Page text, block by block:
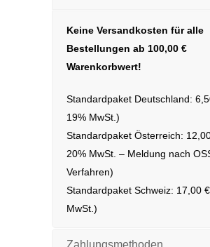
Keine Versandkosten für alle
Bestellungen ab 100,00 €
Warenkorbwert!
Standardpaket Deutschland:
19% MwSt.)
Standardpaket Österreich:
20% MwSt. – Meldung nach
Verfahren)
Standardpaket Schweiz: 17,00 €
MwSt.)
Zahlungsmethoden